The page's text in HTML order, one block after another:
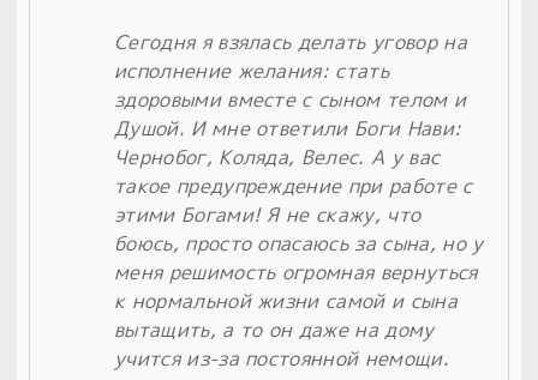
Сегодня я взялась делать уговор на
исполнение желания: стать
здоровыми вместе с сыном телом и
Душой. И мне ответили Боги Нави:
Чернобог, Коляда, Велес. А у вас
такое предупреждение при работе с
этими Богами! Я не скажу, что
боюсь, просто опасаюсь за сына, но у
меня решимость огромная вернуться
к нормальной жизни самой и сына
вытащить, а то он даже на дому
учится из-за постоянной немощи.